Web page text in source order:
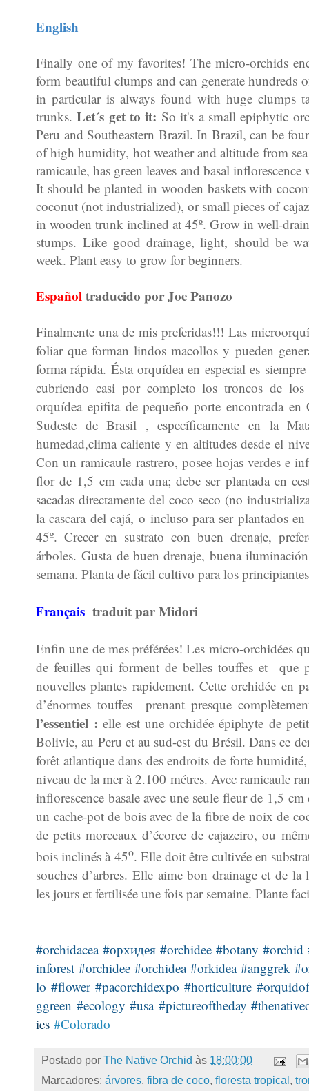
English
Finally one of my favorites! The micro-orchids
form beautiful clumps and can generate
in particular is always found with huge clumps
trunks.Let´s get to it: So it's a small epiphytic
Peru and Southeastern Brazil. In Brazil, can be
of high humidity, hot weather and altitude from
ramicaule, has green leaves and basal
It should be planted in wooden baskets with
coconut (not industrialized), or small pieces of
in wooden trunk inclined at 45º. Grow in well-
stumps. Like good drainage, light, should be
week. Plant easy to grow for beginners.
Españoltraducido por Joe Panozo
Finalmente una de mis preferidas!!! Las
foliar que forman lindos macollos y pueden
forma rápida. Ésta orquídea en especial es
cubriendo casi por completo los troncos de
orquídea epifita de pequeño porte encontrada
Sudeste de Brasil , específicamente en la
humedad,clima caliente y en altitudes desde el
Con un ramicaule rastrero, posee hojas verdes e
flor de 1,5 cm cada una; debe ser plantada en
sacadas directamente del coco seco (no
la cascara del cajá,o incluso para ser plantados
45º. Crecer en sustrato con buen drenaje,
árboles. Gusta de buen drenaje, buena
semana. Planta de fácil cultivo para los
Français traduit par Midori
Enfin une de mes préférées! Les micro-orchidées
de feuilles qui forment de belles touffes et que
nouvelles plantes rapidement. Cette orchidée en
d’énormes touffes prenant presque
l’essentiel :elle est une orchidée épiphyte de
Bolivie, au Peru et au sud-est du Brésil. Dans ce
forêt atlantique dans des endroits de forte
niveau de la mer à 2.100 métres. Avec ramicaule
inflorescence basale avec une seule fleur de 1,5
un cache-pot de bois avec de la fibre de noix de
de petits morceaux d’écorce de cajazeiro, ou
bois inclinés à 45o. Elle doit être cultivée en
souches d’arbres.Elle aime bon drainage et de la
les jours et fertilisée une fois par semaine. Plante
#orchidacea #орхидея #orchidee #botany #orchid
inforest #orchidee #orchidea #orkidea #anggrek
lo #flower #pacorchidexpo #horticulture
ggreen #ecology #usa #pictureoftheday
ies #Colorado
Postado por The Native Orchid às 18:00:00
Marcadores: árvores, fibra de coco, floresta tropical ,